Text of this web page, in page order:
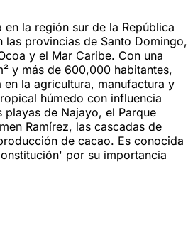
en la región sur de la República
las provincias de Santo Domingo,
y el Mar Caribe. Con una
y más de 600,000 habitantes,
en la agricultura, manufactura y
húmedo con influencia
playas de Najayo, el Parque
Ramírez, las cascadas de
de cacao. Es conocida
por su importancia